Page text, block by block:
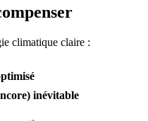
climatique claire :
inévitable